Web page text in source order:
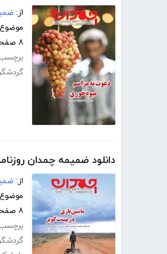
از:
۸ صفحه
دانلود ضمیمه چمدان
از:
۸ صفحه